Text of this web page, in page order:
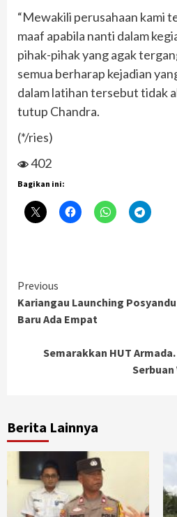
“Mewakili perusahaan kami
maaf apabila nanti dalam
pihak-pihak yang agak
semua berharap kejadian
dalam latihan tersebut tidak
tutup Chandra.
(*/ries)
402
Bagikan ini:
Continue
Reading
Previous
Kariangau Launching
Baru Ada Empat
Semarakkan HUT
Serbuan
Berita Lainnya